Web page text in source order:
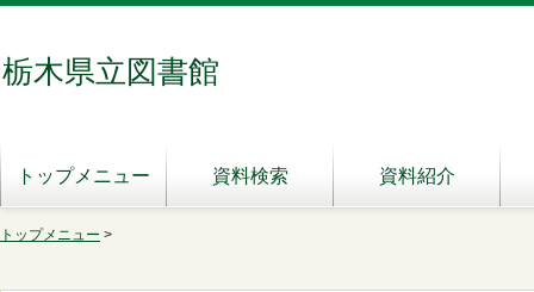
栃木県立図書館
トップメニュー 資料検索 資料紹介
トップメニュー >